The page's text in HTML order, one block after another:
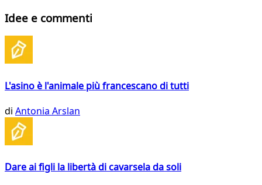
Idee e commenti
L'asino è l'animale più francescano di tutti
di Antonia Arslan
Dare ai figli la libertà di cavarsela da soli